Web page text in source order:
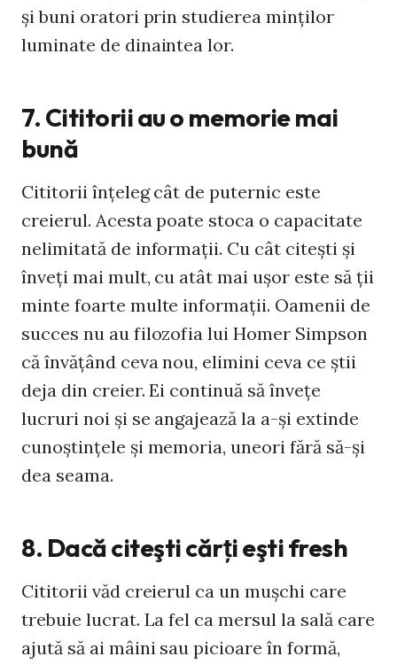
şi buni oratori prin studierea minţilor
luminate de dinaintea lor.
7. Cititorii au o memorie mai
bună
Cititorii înţeleg cât de puternic este
creierul. Acesta poate stoca o capacitate
nelimitată de informaţii. Cu cât citeşti şi
înveţi mai mult, cu atât mai uşor este să ţii
minte foarte multe informaţii. Oamenii de
succes nu au filozofia lui Homer Simpson
că învăţând ceva nou, elimini ceva ce ştii
deja din creier. Ei continuă să înveţe
lucruri noi şi se angajează la a-şi extinde
cunoştinţele şi memoria, uneori fără să-şi
dea seama.
8. Dacă citeşti cărţi eşti fresh
Cititorii văd creierul ca un muşchi care
trebuie lucrat. La fel ca mersul la sală care
ajută să ai mâini sau picioare în formă,